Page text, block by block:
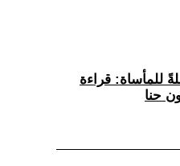
للمأساة: قراءة
حنا